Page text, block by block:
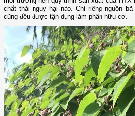
chất thải nguy hại nào. Chỉ riêng nguồn
cũng đều được tận dụng làm phân hữu cơ.